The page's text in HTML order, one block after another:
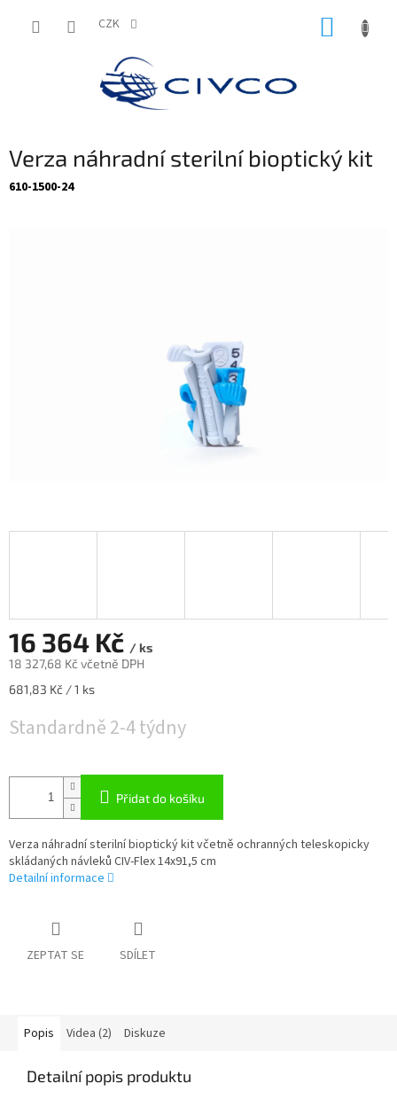
CZK
Verza náhradní sterilní bioptický kit
610-1500-24
16 364 Kč / ks
18 327,68 Kč včetně DPH
Měrná
681,83 Kč / 1 ks
Standardně 2-4 týdny
Přidat do košíku
Verza náhradní sterilní bioptický kit včetně ochranných teleskopicky
skládaných návleků CIV-Flex 14x91,5 cm
Detailní informace
ZEPTAT SE SDÍLET
Popis Videa (2) Diskuze
Detailní popis produktu